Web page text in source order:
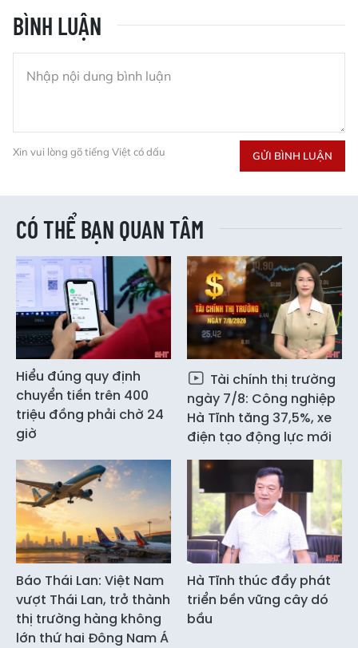
BÌNH LUẬN
Xin vui lòng gõ tiếng Việt có dấu GỬI BÌNH LUẬN
CÓ THỂ BẠN QUAN TÂM
Hiểu đúng quy định
chuyển tiền trên 400
triệu đồng phải chờ 24
giờ
Tài chính thị trường
ngày 7/8: Công nghiệp
Hà Tĩnh tăng 37,5%, xe
điện tạo động lực mới
Báo Thái Lan: Việt Nam
vượt Thái Lan, trở thành
thị trường hàng không
lớn thứ hai Đông Nam Á
Hà Tĩnh thúc đẩy phát
triển bền vững cây dó
bầu